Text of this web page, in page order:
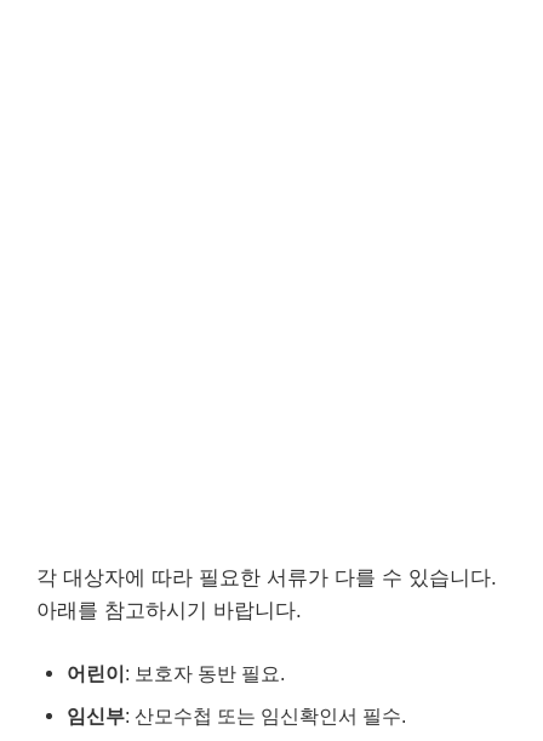
각 대상자에 따라 필요한 서류가 다를 수 있습니다.
아래를 참고하시기 바랍니다.
어린이: 보호자 동반 필요.
임신부: 산모수첩 또는 임신확인서 필수.